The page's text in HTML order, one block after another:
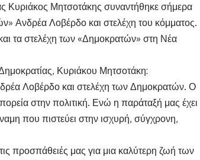
Μητσοτάκης συναντήθηκε σήμερα
Ανδρέα Λοβέρδο και στελέχη του κόμματος.
τα στελέχη των «Δημοκρατών» στη Νέα
Κυριάκου Μητσοτάκη:
Λοβέρδο και στελέχη των Δημοκρατών. Ο
στην πολιτική. Ενώ η παράταξή μας έχει
που πιστεύει στην ισχυρή, σύγχρονη,
προσπάθειές μας για μια καλύτερη ζωή των